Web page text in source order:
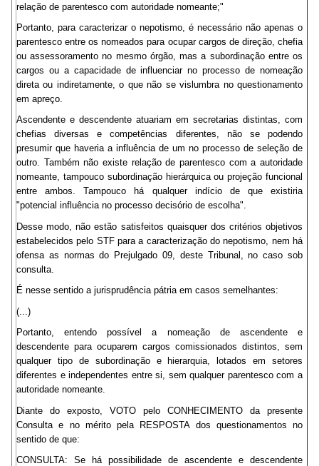
relação de parentesco com autoridade nomeante;"
Portanto, para caracterizar o nepotismo, é necessário não apenas o
parentesco entre os nomeados para ocupar cargos de direção, chefia
ou assessoramento no mesmo órgão, mas a subordinação entre os
cargos ou a capacidade de influenciar no processo de nomeação
direta ou indiretamente, o que não se vislumbra no questionamento
em apreço.
Ascendente e descendente atuariam em secretarias distintas, com
chefias diversas e competências diferentes, não se podendo
presumir que haveria a influência de um no processo de seleção de
outro. Também não existe relação de parentesco com a autoridade
nomeante, tampouco subordinação hierárquica ou projeção funcional
entre ambos. Tampouco há qualquer indício de que existiria
"potencial influência no processo decisório de escolha".
Desse modo, não estão satisfeitos quaisquer dos critérios objetivos
estabelecidos pelo STF para a caracterização do nepotismo, nem há
ofensa as normas do Prejulgado 09, deste Tribunal, no caso sob
consulta.
É nesse sentido a jurisprudência pátria em casos semelhantes:
(...)
Portanto, entendo possível a nomeação de ascendente e
descendente para ocuparem cargos comissionados distintos, sem
qualquer tipo de subordinação e hierarquia, lotados em setores
diferentes e independentes entre si, sem qualquer parentesco com a
autoridade nomeante.
Diante do exposto, VOTO pelo CONHECIMENTO da presente
Consulta e no mérito pela RESPOSTA dos questionamentos no
sentido de que:
CONSULTA: Se há possibilidade de ascendente e descendente